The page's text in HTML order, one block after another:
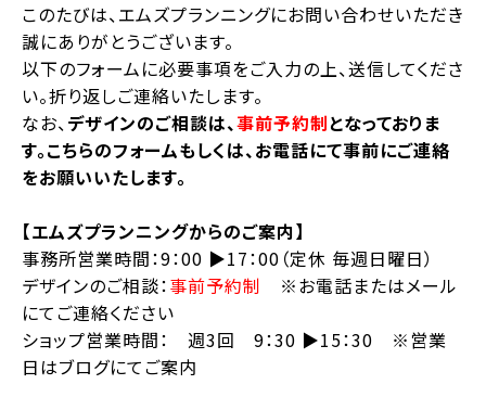
このたびは、エムズプランニングにお問い合わせいただき
誠にありがとうございます。
以下のフォームに必要事項をご入力の上、送信してくださ
い。折り返しご連絡いたします。
なお、デザインのご相談は、事前予約制となっておりま
す。こちらのフォームもしくは、お電話にて事前にご連絡
をお願いいたします。
【エムズプランニングからのご案内】
事務所営業時間：9：00 ▶︎17：00（定休 毎週日曜日）
デザインのご相談：事前予約制 ※お電話またはメール
にてご連絡ください
ショップ営業時間： 週3回 9：30 ▶︎15：30 ※営業
日はブログにてご案内